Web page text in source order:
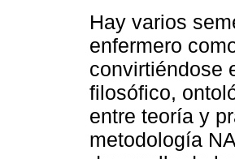
Hay varios
enfermero
convirtiéndose
filosófico,
entre teoría y
metodología